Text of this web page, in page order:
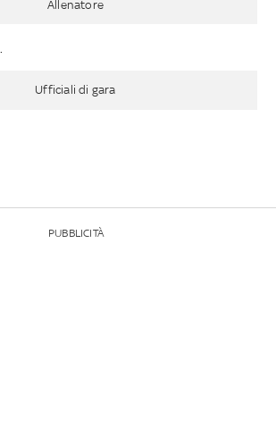
Allenatore
Ufficiali di gara
PUBBLICITÀ